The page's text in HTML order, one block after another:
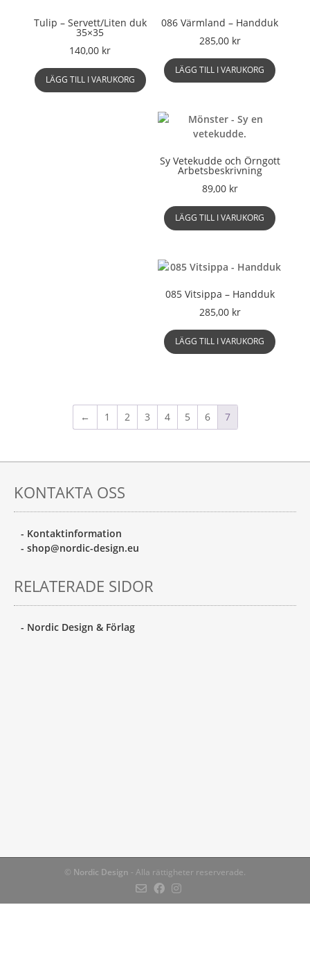
Tulip – Servett/Liten duk
35×35
140,00 kr
LÄGG TILL I VARUKORG
086 Värmland – Handduk
285,00 kr
LÄGG TILL I VARUKORG
Sy Vetekudde och Örngott
Arbetsbeskrivning
89,00 kr
LÄGG TILL I VARUKORG
085 Vitsippa – Handduk
285,00 kr
LÄGG TILL I VARUKORG
← 1 2 3 4 5 6 7
KONTAKTA OSS
- Kontaktinformation
- shop@nordic-design.eu
RELATERADE SIDOR
- Nordic Design & Förlag
© Nordic Design - Alla rättigheter reserverade.